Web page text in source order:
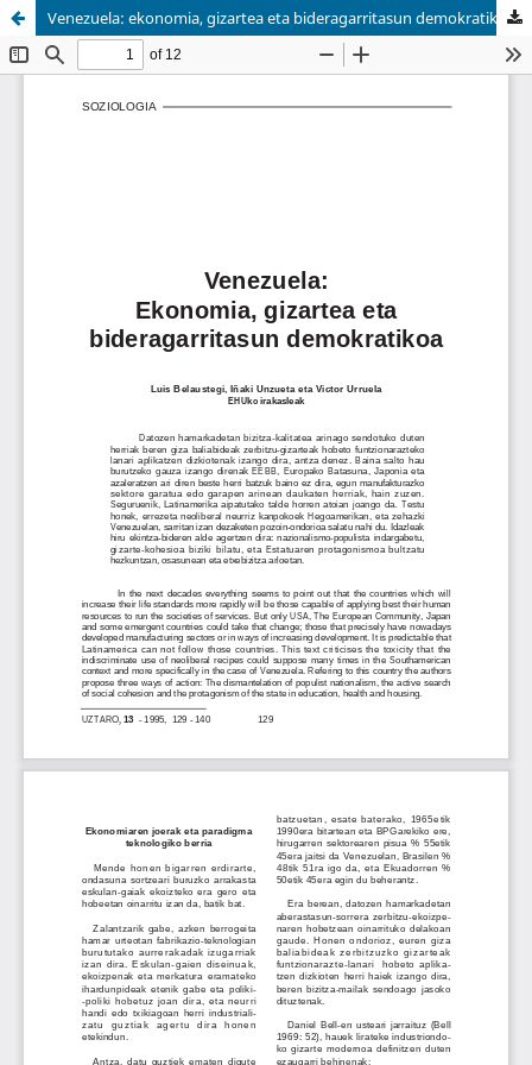
Venezuela: ekonomia, gizartea eta bideragarritasun demokratikoa